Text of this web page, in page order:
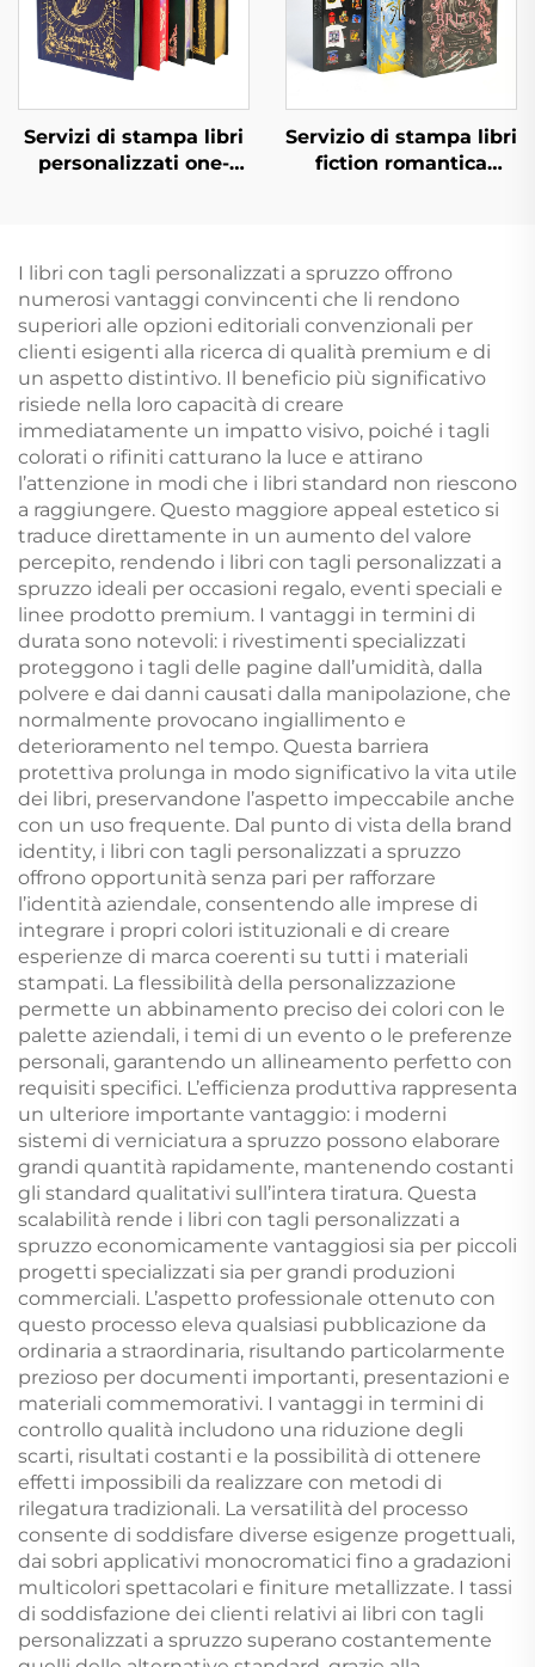
Servizi di stampa libri
personalizzati one-
foto copertina rigida
con bordi dorati
Servizio di stampa libri
fiction romantica
copertina rigida spray
e sovracoperta
I libri con tagli personalizzati a spruzzo offrono
numerosi vantaggi convincenti che li rendono
superiori alle opzioni editoriali convenzionali per
clienti esigenti alla ricerca di qualità premium e di
un aspetto distintivo. Il beneficio più significativo
risiede nella loro capacità di creare
immediatamente un impatto visivo, poiché i tagli
colorati o rifiniti catturano la luce e attirano
l’attenzione in modi che i libri standard non riescono
a raggiungere. Questo maggiore appeal estetico si
traduce direttamente in un aumento del valore
percepito, rendendo i libri con tagli personalizzati a
spruzzo ideali per occasioni regalo, eventi speciali e
linee prodotto premium. I vantaggi in termini di
durata sono notevoli: i rivestimenti specializzati
proteggono i tagli delle pagine dall’umidità, dalla
polvere e dai danni causati dalla manipolazione, che
normalmente provocano ingiallimento e
deterioramento nel tempo. Questa barriera
protettiva prolunga in modo significativo la vita utile
dei libri, preservandone l’aspetto impeccabile anche
con un uso frequente. Dal punto di vista della brand
identity, i libri con tagli personalizzati a spruzzo
offrono opportunità senza pari per rafforzare
l’identità aziendale, consentendo alle imprese di
integrare i propri colori istituzionali e di creare
esperienze di marca coerenti su tutti i materiali
stampati. La flessibilità della personalizzazione
permette un abbinamento preciso dei colori con le
palette aziendali, i temi di un evento o le preferenze
personali, garantendo un allineamento perfetto con
requisiti specifici. L’efficienza produttiva rappresenta
un ulteriore importante vantaggio: i moderni
sistemi di verniciatura a spruzzo possono elaborare
grandi quantità rapidamente, mantenendo costanti
gli standard qualitativi sull’intera tiratura. Questa
scalabilità rende i libri con tagli personalizzati a
spruzzo economicamente vantaggiosi sia per piccoli
progetti specializzati sia per grandi produzioni
commerciali. L’aspetto professionale ottenuto con
questo processo eleva qualsiasi pubblicazione da
ordinaria a straordinaria, risultando particolarmente
prezioso per documenti importanti, presentazioni e
materiali commemorativi. I vantaggi in termini di
controllo qualità includono una riduzione degli
scarti, risultati costanti e la possibilità di ottenere
effetti impossibili da realizzare con metodi di
rilegatura tradizionali. La versatilità del processo
consente di soddisfare diverse esigenze progettuali,
dai sobri applicativi monocromatici fino a gradazioni
multicolori spettacolari e finiture metallizzate. I tassi
di soddisfazione dei clienti relativi ai libri con tagli
personalizzati a spruzzo superano costantemente